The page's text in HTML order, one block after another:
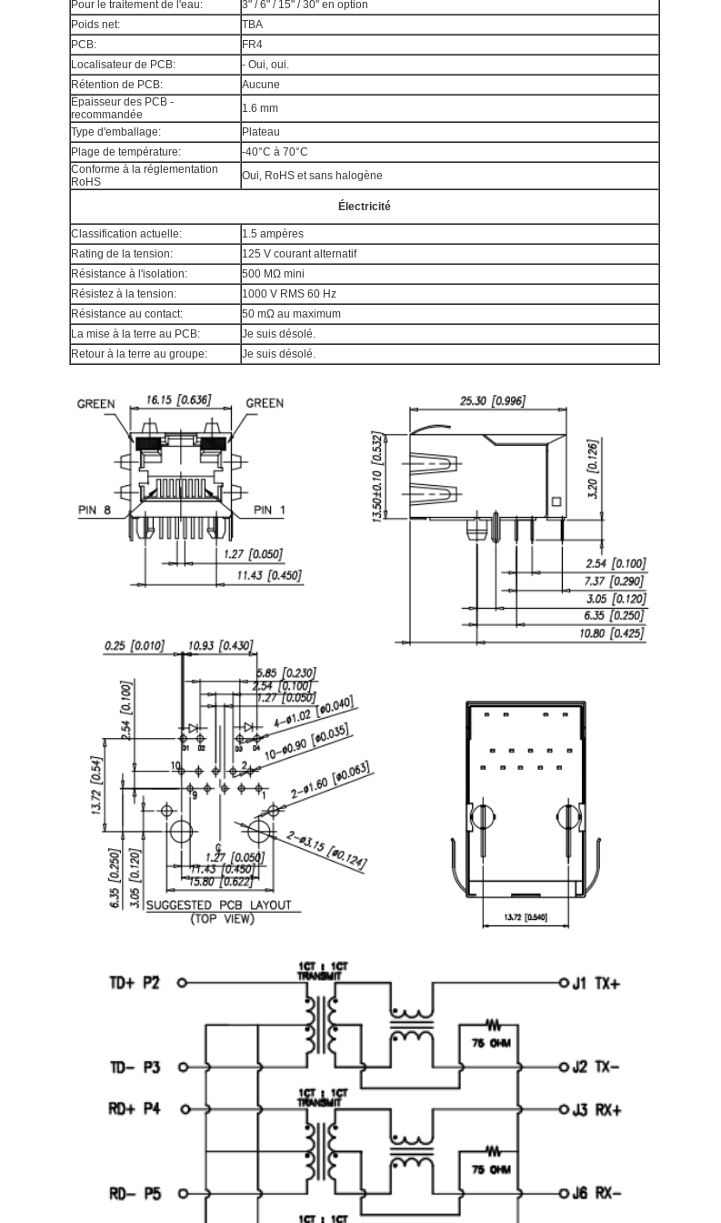
Pour le traitement de l'eau:
3" / 6" / 15" / 30" en option
Poids net:
TBA
PCB:
FR4
Localisateur de PCB:
- Oui, oui.
Rétention de PCB:
Aucune
Épaisseur des PCB -
recommandée
1.6 mm
Type d'emballage:
Plateau
Plage de température:
-40°C à 70°C
Conforme à la réglementation
RoHS
Oui, RoHS et sans halogène
Électricité
Classification actuelle:
1.5 ampères
Rating de la tension:
125 V courant alternatif
Résistance à l'isolation:
500 MΩ mini
Résistez à la tension:
1000 V RMS 60 Hz
Résistance au contact:
50 mΩ au maximum
La mise à la terre au PCB:
Je suis désolé.
Retour à la terre au groupe:
Je suis désolé.